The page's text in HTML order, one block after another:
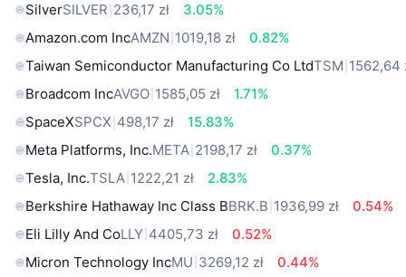
SilverSILVER 236,17 zł
3.05%
Amazon.com IncAMZN 1019,18 zł
0.82%
Taiwan Semiconductor Manufacturing Co LtdTSM 1562,64
Broadcom IncAVGO 1585,05 zł
1.71%
SpaceXSPCX 498,17 zł
15.83%
Meta Platforms, Inc.META 2198,17 zł
0.37%
Tesla, Inc.TSLA 1222,21 zł
2.83%
Berkshire Hathaway Inc Class BBRK.B 1936,99 zł
0.54%
Eli Lilly And CoLLY 4405,73 zł
0.52%
Micron Technology IncMU 3269,12 zł
0.44%